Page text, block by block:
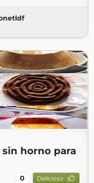
horno para
0 Delicioso